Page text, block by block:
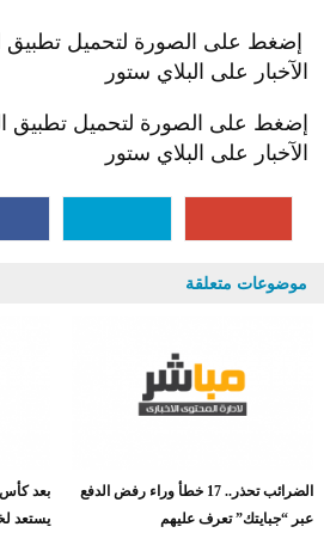
إضغط على الصورة لتحميل تطبيق
الآخبار على البلاي ستور
إضغط على الصورة لتحميل تطبيق
الآخبار على البلاي ستور
موضوعات متعلقة
الضرائب تحذر.. 17 خطأ وراء رفض الدفع
عبر “جبايتك” تعرف عليهم
بعد كأس
يستعد